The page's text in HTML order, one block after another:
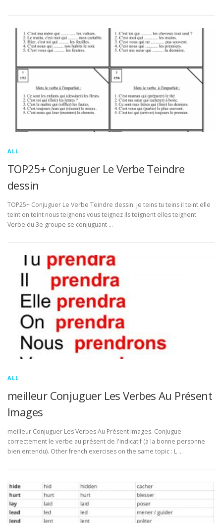
ALL
TOP25+ Conjuguer Le Verbe Teindre
dessin
TOP25+ Conjuguer Le Verbe Teindre dessin. Je teins tu teins il teint elle
teint on teint nous teignons vous teignez ils teignent elles teignent.
Verbe du 3e groupe se conjuguant …
ALL
meilleur Conjuguer Les Verbes Au Présent
Images
meilleur Conjuguer Les Verbes Au Présent Images. Conjugue
correctement le verbe au présent de l'indicatif (à la bonne personne
bien entendu). Other french exercises on the same topic : L …